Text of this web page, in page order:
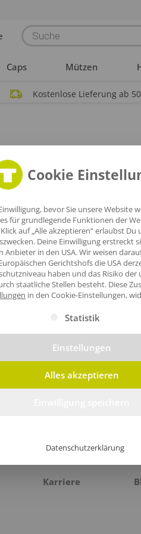
Products
search
Caps Mützen
Kostenlose Lieferung ab
Karriere
Cookie
bevor Sie unsere Website
für grundlegende Funktionen der
auf „Alle akzeptieren“ erlaubst
Deine Einwilligung erstreckt
in den USA. Wir weisen
Gerichtshofs die USA
haben und das Risiko der
staatliche Stellen besteht. Diese
in den Cookie-Einstellungen,
der Service-Gruppen, für die
Statistik
Einstellungen
Alles akzeptieren
Datenschutzerklärung